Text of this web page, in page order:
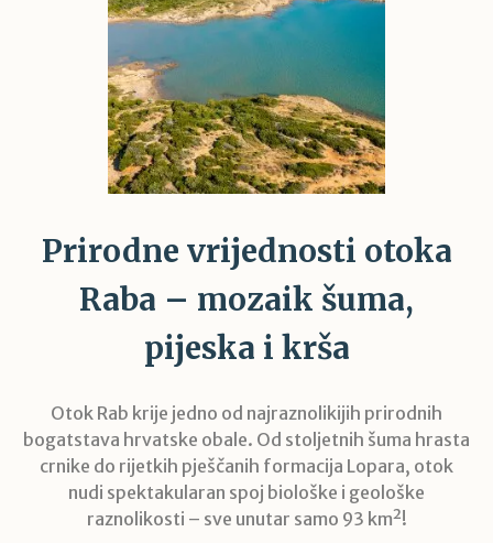
Prirodne vrijednosti otoka
Raba – mozaik šuma,
pijeska i krša
Otok Rab krije jedno od najraznolikijih prirodnih
bogatstava hrvatske obale. Od stoljetnih šuma hrasta
crnike do rijetkih pješčanih formacija Lopara, otok
nudi spektakularan spoj biološke i geološke
raznolikosti – sve unutar samo 93 km²!